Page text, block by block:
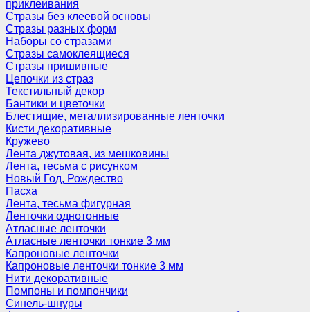
приклеивания
Стразы без клеевой основы
Стразы разных форм
Наборы со стразами
Стразы самоклеящиеся
Стразы пришивные
Цепочки из страз
Текстильный декор
Бантики и цветочки
Блестящие, металлизированные ленточки
Кисти декоративные
Кружево
Лента джутовая, из мешковины
Лента, тесьма с рисунком
Новый Год, Рождество
Пасха
Лента, тесьма фигурная
Ленточки однотонные
Атласные ленточки
Атласные ленточки тонкие 3 мм
Капроновые ленточки
Капроновые ленточки тонкие 3 мм
Нити декоративные
Помпоны и помпончики
Синель-шнуры